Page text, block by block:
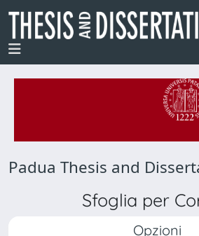
Padua Thesis and
Sfoglia per
Opzioni